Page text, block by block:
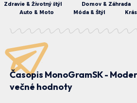
Zdravie & Životný štýl Domov & Záhrada
Auto & Moto
Móda & Štýl
Časopis MonoGramSK -
večné hodnoty